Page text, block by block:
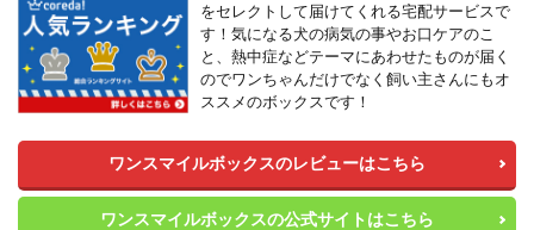
をセレクトして届けてくれる宅配サービスで
す！気になる犬の病気の事やお口ケアのこ
と、熱中症などテーマにあわせたものが届く
のでワンちゃんだけでなく飼い主さんにもオ
ススメのボックスです！
ワンスマイルボックスのレビューはこちら
ワンスマイルボックスの公式サイトはこちら